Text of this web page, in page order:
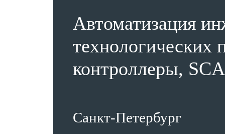
Автоматизация
технологических
контроллеры,
Санкт-Петербург